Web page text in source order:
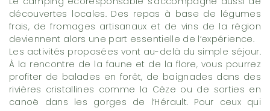
découvertes locales. Des repas à base de légumes
frais, de fromages artisanaux et de vins de la région
deviennent alors une part essentielle de l’expérience.
Les activités proposées vont au-delà du simple séjour.
À la rencontre de la faune et de la flore, vous pourrez
profiter de balades en forêt, de baignades dans des
rivières cristallines comme la Cèze ou de sorties en
canoë dans les gorges de l’Hérault. Pour ceux qui